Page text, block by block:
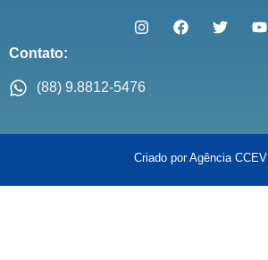
Contato:
(88) 9.8812-5476
Criado por Agência CCEV